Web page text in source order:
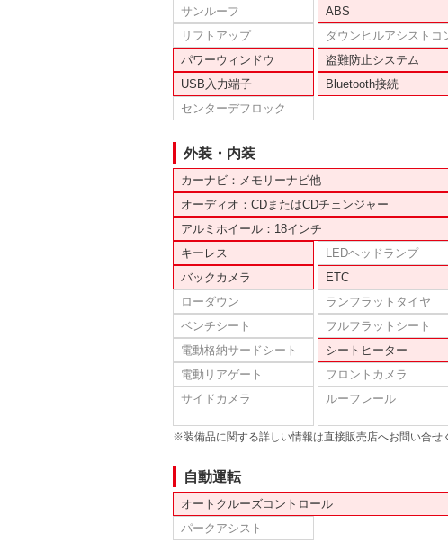
サンルーフ
ABS
リフトアップ
ダウンヒルアシストコ
パワーウィンドウ
盗難防止システム
USB入力端子
Bluetooth接続
センターデフロック
外装・内装
カーナビ：メモリーナビ他
オーディオ：CDまたはCDチェンジャー
アルミホイール：18インチ
キーレス
LEDヘッドランプ
バックカメラ
ETC
ローダウン
ランフラットタイヤ
ベンチシート
フルフラットシート
電動格納サードシート
シートヒーター
電動リアゲート
フロントカメラ
サイドカメラ
ルーフレール
※装備品に関する詳しい情報は直接販売店へお問い合せ
自動運転
オートクルーズコントロール
パークアシスト